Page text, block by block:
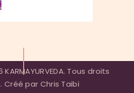
Tous droits
Créé par Chris Taibi